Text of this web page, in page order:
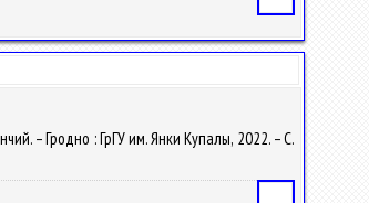
– Гродно : ГрГУ им. Янки Купалы, 2022. – С.